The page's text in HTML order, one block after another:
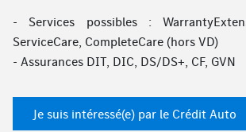
- Services possibles :
ServiceCare, CompleteCare (hors VD)
- Assurances DIT, DIC, DS/DS+, CF, GVN
Je suis intéressé(e) par le Crédit Auto